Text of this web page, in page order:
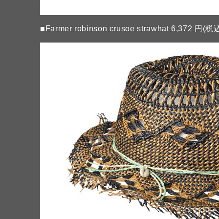
■ Farmer robinson crusoe strawhat 6,372 円(税